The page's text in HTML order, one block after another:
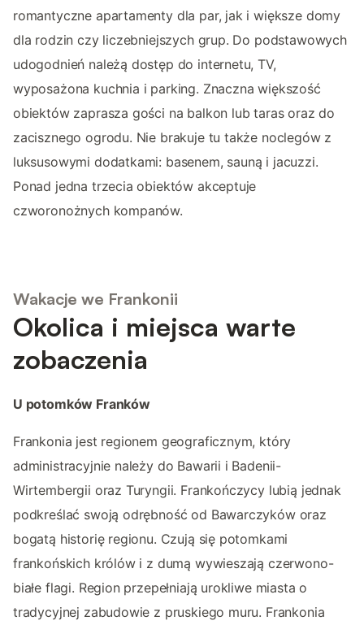
romantyczne apartamenty dla par, jak i większe domy
dla rodzin czy liczebniejszych grup. Do podstawowych
udogodnień należą dostęp do internetu, TV,
wyposażona kuchnia i parking. Znaczna większość
obiektów zaprasza gości na balkon lub taras oraz do
zacisznego ogrodu. Nie brakuje tu także noclegów z
luksusowymi dodatkami: basenem, sauną i jacuzzi.
Ponad jedna trzecia obiektów akceptuje
czworonożnych kompanów.
Wakacje we Frankonii
Okolica i miejsca warte
zobaczenia
U potomków Franków
Frankonia jest regionem geograficznym, który
administracyjnie należy do Bawarii i Badenii-
Wirtembergii oraz Turyngii. Frankończycy lubią jednak
podkreślać swoją odrębność od Bawarczyków oraz
bogatą historię regionu. Czują się potomkami
frankońskich królów i z dumą wywieszają czerwono-
białe flagi. Region przepełniają urokliwe miasta o
tradycyjnej zabudowie z pruskiego muru. Frankonia